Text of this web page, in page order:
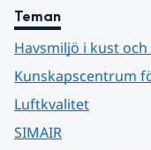
Teman
Havsmiljö i kust och
Kunskapscentrum
Luftkvalitet
SIMAIR